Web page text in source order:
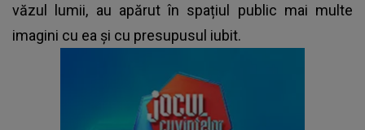
văzul lumii, au apărut în spațiul public mai multe
imagini cu ea și cu presupusul iubit.